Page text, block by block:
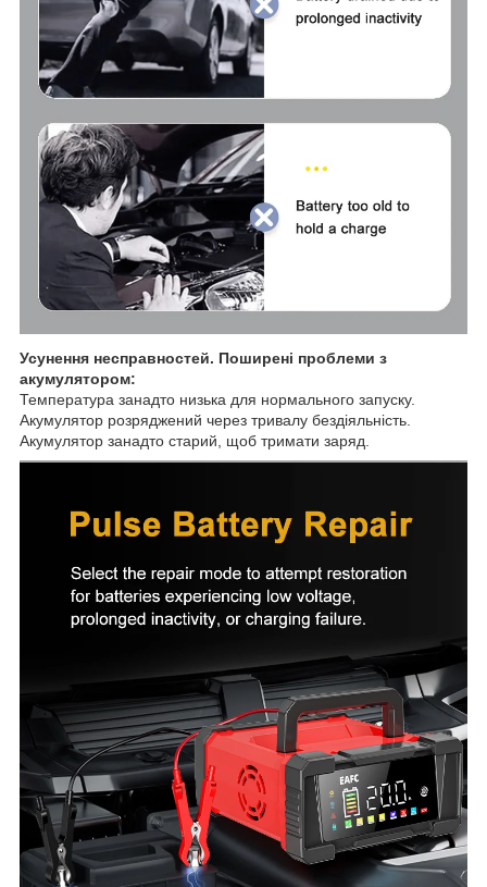
Усунення несправностей. Поширені проблеми з
акумулятором:
Температура занадто низька для нормального запуску.
Акумулятор розряджений через тривалу бездіяльність.
Акумулятор занадто старий, щоб тримати заряд.